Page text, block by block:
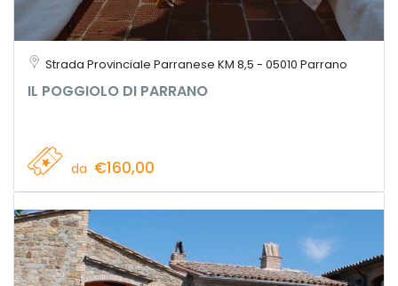
Strada Provinciale Parranese KM 8,5 - 05010 Parrano
IL POGGIOLO DI PARRANO
da €160,00